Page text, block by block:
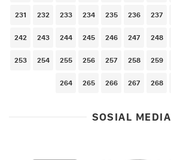
231 232 233 234 235 236 237
242 243 244 245 246 247 248
253 254 255 256 257 258 259
264 265 266 267 268
SOSIAL MEDIA